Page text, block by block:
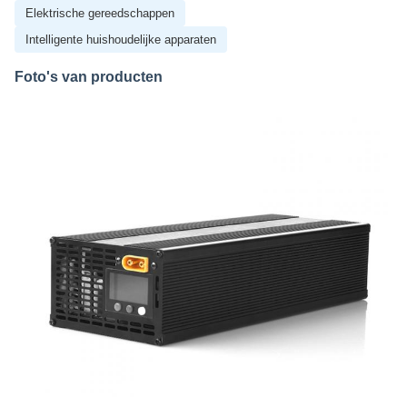
Elektrische gereedschappen
Intelligente huishoudelijke apparaten
Foto's van producten